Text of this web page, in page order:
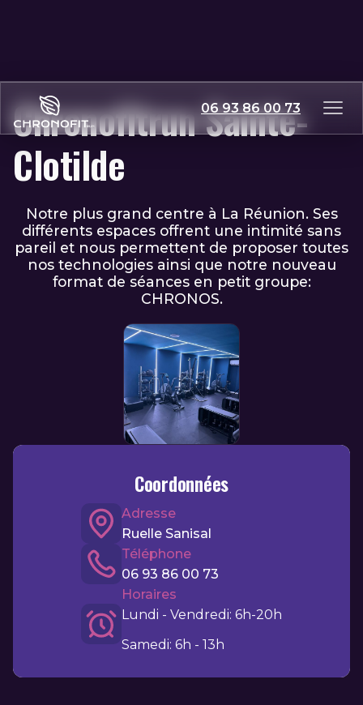
06 93 86 00 73
Chronofitrun Sainte-
Clotilde
Notre plus grand centre à La Réunion. Ses
différents espaces offrent une intimité sans
pareil et nous permettent de proposer toutes
nos technologies ainsi que notre nouveau
format de séances en petit groupe:
CHRONOS.
Coordonnées
Adresse
Ruelle Sanisal
Téléphone
06 93 86 00 73
Horaires
Lundi - Vendredi: 6h-20h
Samedi: 6h - 13h